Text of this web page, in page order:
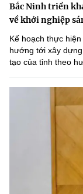
Bắc Ninh triển
về khởi nghiệp
Kế hoạch thực
hướng tới xây
tạo của tỉnh theo